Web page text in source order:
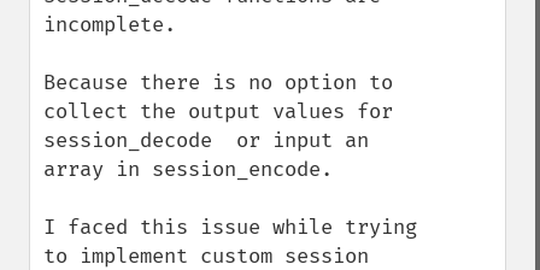
incomplete.
Because there is no option to
collect the output values for
session_decode  or input an
array in session_encode.
I faced this issue while trying
to implement custom session